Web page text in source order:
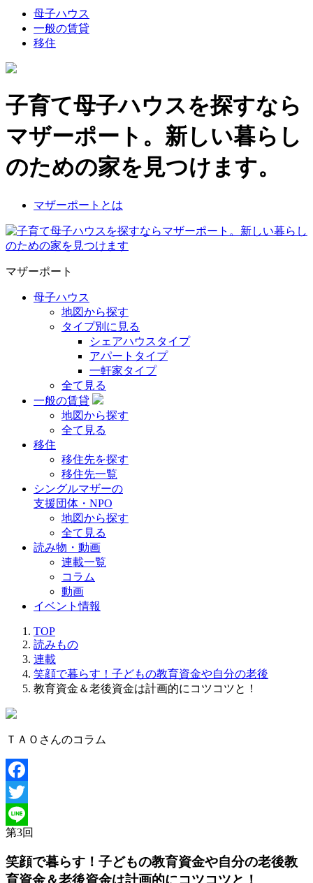
母子ハウス
一般の賃貸
移住
子育て母子ハウスを探すなら
マザーポート。新しい暮らし
のための家を見つけます。
マザーポートとは
マザーポート
母子ハウス
地図から探す
タイプ別に見る
シェアハウスタイプ
アパートタイプ
一軒家タイプ
全て見る
一般の賃貸
地図から探す
全て見る
移住
移住先を探す
移住先一覧
シングルマザーの
支援団体・NPO
地図から探す
全て見る
読み物・動画
連載一覧
コラム
動画
イベント情報
TOP
読みもの
連載
笑顔で暮らす！子どもの教育資金や自分の老後
教育資金＆老後資金は計画的にコツコツと！
ＴＡＯさんのコラム
Facebook
Twitter
Line
第3回
笑顔で暮らす！子どもの教育資金や自分の老後教